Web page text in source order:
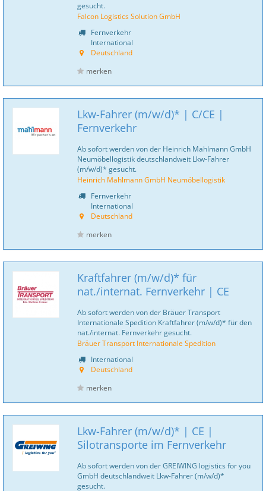
gesucht.
Falcon Logistics Solution GmbH
Fernverkehr
International
Deutschland
merken
Lkw-Fahrer (m/w/d)* | C/CE |
Fernverkehr
Ab sofort werden von der Heinrich Mahlmann GmbH
Neumöbellogistik deutschlandweit Lkw-Fahrer
(m/w/d)* gesucht.
Heinrich Mahlmann GmbH Neumöbellogistik
Fernverkehr
International
Deutschland
merken
Kraftfahrer (m/w/d)* für
nat./internat. Fernverkehr | CE
Ab sofort werden von der Bräuer Transport
Internationale Spedition Kraftfahrer (m/w/d)* für den
nat./internat. Fernverkehr gesucht.
Bräuer Transport Internationale Spedition
International
Deutschland
merken
Lkw-Fahrer (m/w/d)* | CE |
Silotransporte im Fernverkehr
Ab sofort werden von der GREIWING logistics for you
GmbH deutschlandweit Lkw-Fahrer (m/w/d)*
gesucht.